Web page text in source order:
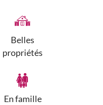
Belles
propriétés
En famille